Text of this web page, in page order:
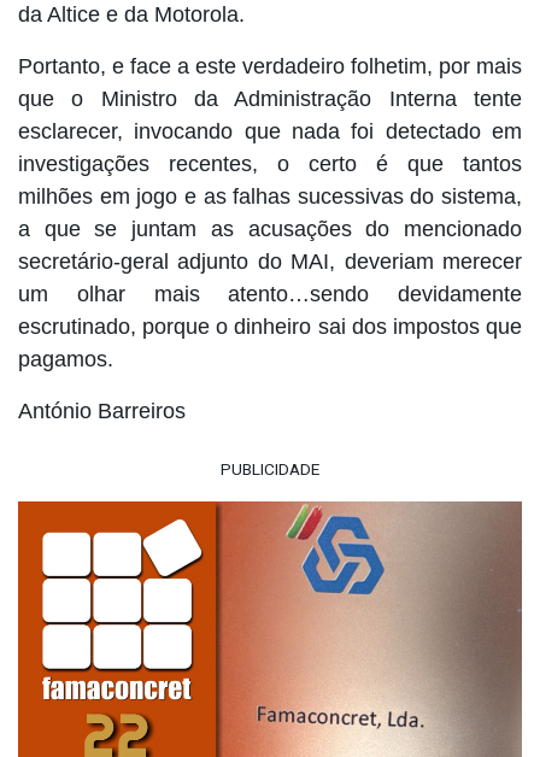
da Altice e da Motorola.
Portanto, e face a este verdadeiro folhetim, por mais
que o Ministro da Administração Interna tente
esclarecer, invocando que nada foi detectado em
investigações recentes, o certo é que tantos
milhões em jogo e as falhas sucessivas do sistema,
a que se juntam as acusações do mencionado
secretário-geral adjunto do MAI, deveriam merecer
um olhar mais atento…sendo devidamente
escrutinado, porque o dinheiro sai dos impostos que
pagamos.
António Barreiros
PUBLICIDADE